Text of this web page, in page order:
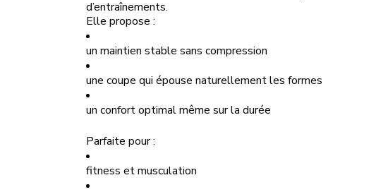
d’entraînements.
Elle propose :
un maintien stable sans compression
une coupe qui épouse naturellement les formes
un confort optimal même sur la durée
Parfaite pour :
fitness et musculation